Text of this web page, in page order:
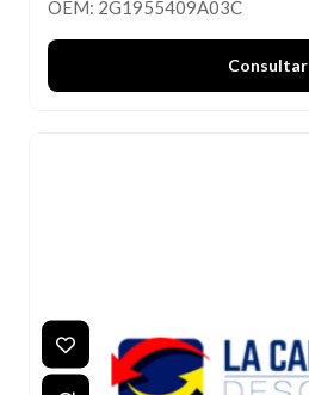
OEM: 2G1955409A03C
Consultar